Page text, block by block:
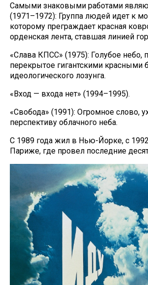
Самыми знаковыми работами
(1971–1972): Группа людей идет к
которому преграждает красная
орденская лента, ставшая линией
«Слава КПСС» (1975): Голубое небо,
перекрытое гигантскими красными
идеологического лозунга.
«Вход — входа нет» (1994–1995).
«Свобода» (1991): Огромное слово,
перспективу облачного неба.
С 1989 года жил в Нью-Йорке, с
Париже, где провел последние